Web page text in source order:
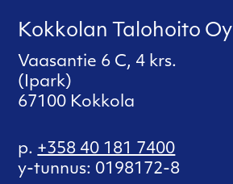
Kokkolan Talohoito Oy
Vaasantie 6 C, 4 krs.
(Ipark)
67100 Kokkola
p. +358 40 181 7400
y-tunnus: 0198172-8